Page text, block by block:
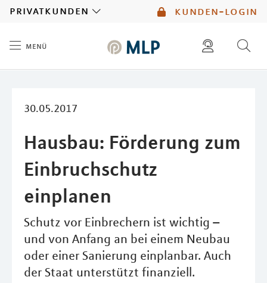
kunden-login
privatkunden
menü
30.05.2017
Hausbau: Förderung zum
Einbruchschutz
einplanen
Schutz vor Einbrechern ist wichtig –
und von Anfang an bei einem Neubau
oder einer Sanierung einplanbar. Auch
der Staat unterstützt finanziell.